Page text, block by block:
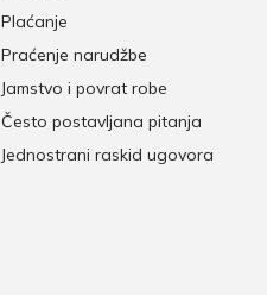
Plaćanje
Praćenje narudžbe
Jamstvo i povrat robe
Često postavljana pitanja
Jednostrani raskid ugovora